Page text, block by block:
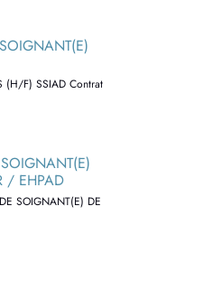
(H/F) SSIAD Contrat
/ EHPAD
SOIGNANT(E) DE